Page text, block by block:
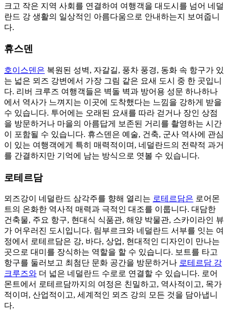
크고 작은 지역 사회를 연결하여 여행객을 대도시를 넘어 네덜
란드 강 생활의 일상적인 아름다움으로 안내하는지 보여줍니
다.
휴스덴
호이스덴은 복원된 성벽, 자갈길, 풍차 풍경, 동화 속 항구가 있
는 넓은 뫼즈 강변에서 가장 그림 같은 요새 도시 중 한 곳입니
다. 리버 크루즈 여행객들은 벽돌 벽과 방어용 성문 하나하나
에서 역사가 느껴지는 이곳에 도착했다는 느낌을 강하게 받을
수 있습니다. 투어에는 오래된 요새를 따라 걷거나 장인 상점
을 방문하거나 마을의 아름답게 보존된 거리를 촬영하는 시간
이 포함될 수 있습니다. 휴스덴은 예술, 건축, 군사 역사에 관심
이 있는 여행객에게 특히 매력적이며, 네덜란드의 전략적 과거
를 간결하지만 기억에 남는 방식으로 엿볼 수 있습니다.
로테르담
뫼즈강이 네덜란드 삼각주를 향해 열리는 로테르담은 로어몬
트의 온화한 역사적 매력과 극적인 대조를 이룹니다. 대담한
건축물, 주요 항구, 현대식 식품관, 해양 박물관, 스카이라인 뷰
가 어우러진 도시입니다. 림부르크와 네덜란드 서부를 잇는 여
정에서 로테르담은 강, 바다, 상업, 현대적인 디자인이 만나는
곳으로 대미를 장식하는 역할을 할 수 있습니다. 보트를 타고
항구를 둘러보고 최첨단 문화 공간을 방문하거나 로테르담 강
크루즈와 더 넓은 네덜란드 수로로 연결할 수 있습니다. 로어
몬트에서 로테르담까지의 여정은 친밀하고, 역사적이고, 목가
적이며, 산업적이고, 세계적인 뫼즈 강의 모든 것을 담아냅니
다.